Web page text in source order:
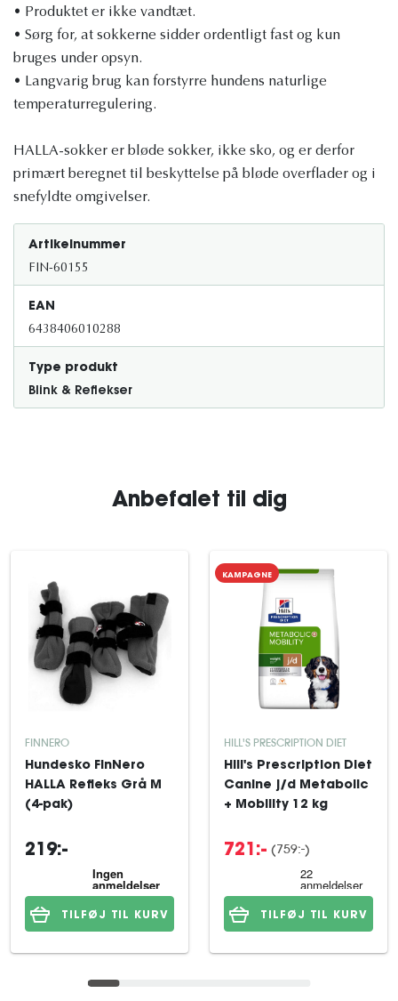
• Produktet er ikke vandtæt.
• Sørg for, at sokkerne sidder ordentligt fast og kun
bruges under opsyn.
• Langvarig brug kan forstyrre hundens naturlige
temperaturregulering.
HALLA-sokker er bløde sokker, ikke sko, og er derfor
primært beregnet til beskyttelse på bløde overflader og i
snefyldte omgivelser.
Artikelnummer
FIN-60155
EAN
6438406010288
Type produkt
Blink & Reflekser
Anbefalet til dig
FINNERO
Hundesko FinNero
HALLA Refleks Grå M
(4-pak)
219:-
TILFØJ TIL KURV
KAMPAGNE
HILL'S PRESCRIPTION DIET
Hill's Prescription Diet
Canine j/d Metabolic
+ Mobility 12 kg
721:- (759:-)
TILFØJ TIL KURV